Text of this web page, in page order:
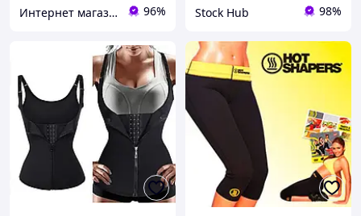
Интернет магазин «Tehnos» 🛒 Лучшие цены! 💯 Быстрая отправка! 🚀 96% Stock Hub 98%